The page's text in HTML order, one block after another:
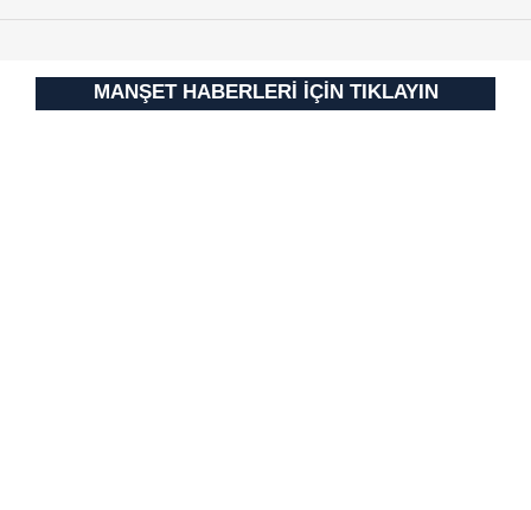
MANŞET HABERLERİ İÇİN TIKLAYIN